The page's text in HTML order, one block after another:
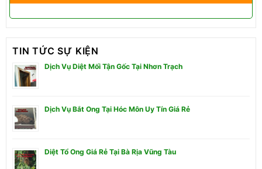
TIN TỨC SỰ KIỆN
Dịch Vụ Diệt Mối Tận Gốc Tại Nhơn Trạch
Dịch Vụ Bắt Ong Tại Hóc Môn Uy Tín Giá Rẻ
Diệt Tổ Ong Giá Rẻ Tại Bà Rịa Vũng Tàu